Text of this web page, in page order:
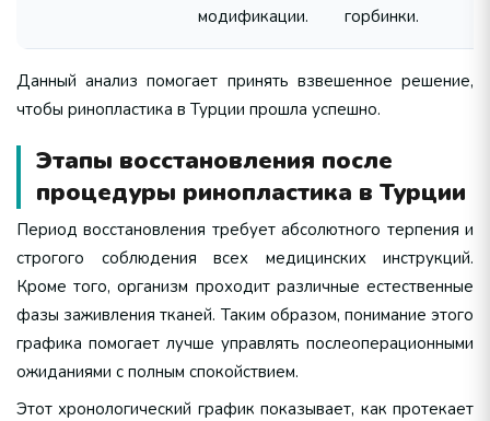
модификации.
горбинки.
Данный анализ помогает принять взвешенное решение,
чтобы ринопластика в Турции прошла успешно.
Этапы восстановления после
процедуры ринопластика в Турции
Период восстановления требует абсолютного терпения и
строгого соблюдения всех медицинских инструкций.
Кроме того, организм проходит различные естественные
фазы заживления тканей. Таким образом, понимание этого
графика помогает лучше управлять послеоперационными
ожиданиями с полным спокойствием.
Этот хронологический график показывает, как протекает